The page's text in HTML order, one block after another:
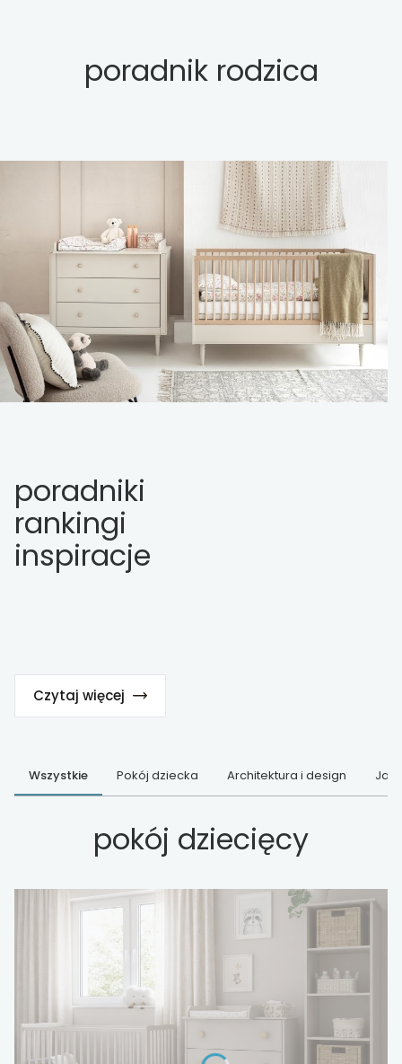
poradnik rodzica
poradniki
rankingi
inspiracje
Czytaj więcej
Wszystkie Pokój dziecka Architektura i design Jak
pokój dziecięcy